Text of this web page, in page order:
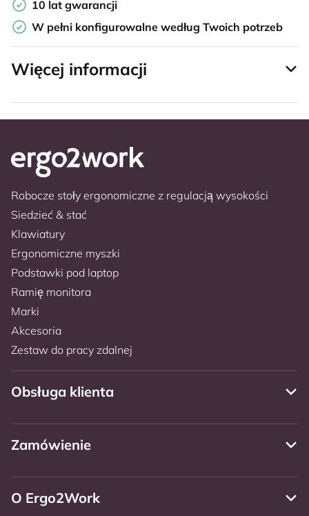
10 lat gwarancji
W pełni konfigurowalne według Twoich potrzeb
Więcej informacji
Robocze stoły ergonomiczne z regulacją wysokości
Siedzieć & stać
Klawiatury
Ergonomiczne myszki
Podstawki pod laptop
Ramię monitora
Marki
Akcesoria
Zestaw do pracy zdalnej
Obsługa klienta
Zamówienie
O Ergo2Work